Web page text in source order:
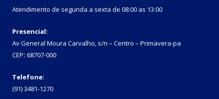
Atendimento de segunda a sexta de 08:00 as 13:00
Presencial:
Av General Moura Carvalho, s/n – Centro – Primavera-pa
CEP: 68707-000
Telefone:
(91) 3481-1270